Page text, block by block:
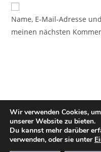
Name, E-Mail-Adresse
meinen nächsten
Wir verwenden Cookies,
unserer Website zu bieten.
Du kannst mehr darüber
verwenden, oder sie unter